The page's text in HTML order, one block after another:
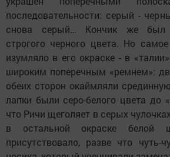
последовательности: серый -
снова серый… Кончик же был
строгого черного цвета. Но
изумляло в его окраске - в
широким поперечным «ремнем»:
обеих сторон окаймляли
лапки были серо-белого цвета до
что Ричи щеголяет в серых
в остальной окраске белой
присутствовало, разве что чуть-